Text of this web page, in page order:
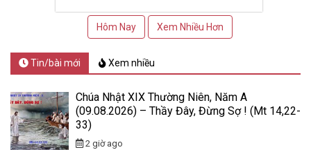
Hôm Nay Xem Nhiều Hơn
Tin/bài mới Xem nhiều
Chúa Nhật XIX Thường Niên, Năm A
(09.08.2026) – Thầy Đây, Đừng Sợ ! (Mt 14,22-
33)
2 giờ ago